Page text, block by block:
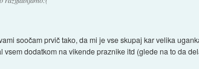
soočam prvič tako, da mi je vse skupaj kar velika
dodatkom na vikende praznike itd (glede na to da